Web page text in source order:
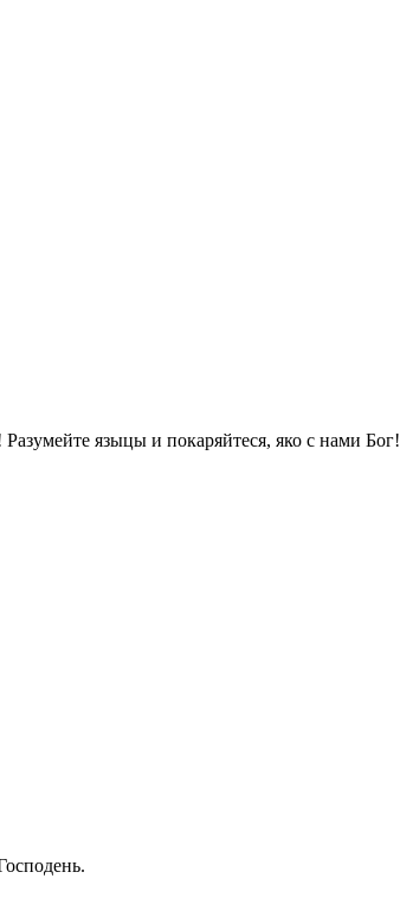
языцы и покаряйтеся, яко с нами Бог!